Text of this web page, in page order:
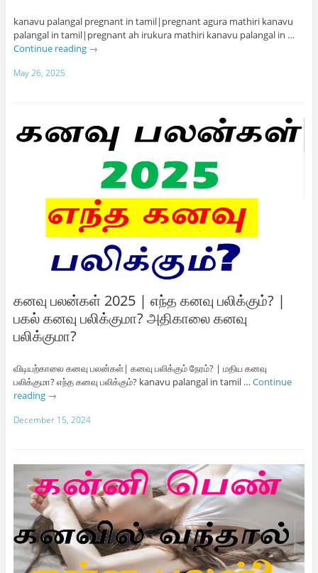
kanavu palangal pregnant in tamil|pregnant agura mathiri kanavu
palangal in tamil|pregnant ah irukura mathiri kanavu palangal in …
Continue reading →
May 26, 2025
கனவு பலன்கள் 2025 | எந்த கனவு பலிக்கும்? |
பகல் கனவு பலிக்குமா? அதிகாலை கனவு
பலிக்குமா?
விடியற்காலை கனவு பலன்கள்| கனவு பலிக்கும் நேரம்? | மதிய கனவு
பலிக்குமா? எந்த கனவு பலிக்கும்? kanavu palangal in tamil … Continue
reading →
December 15, 2024